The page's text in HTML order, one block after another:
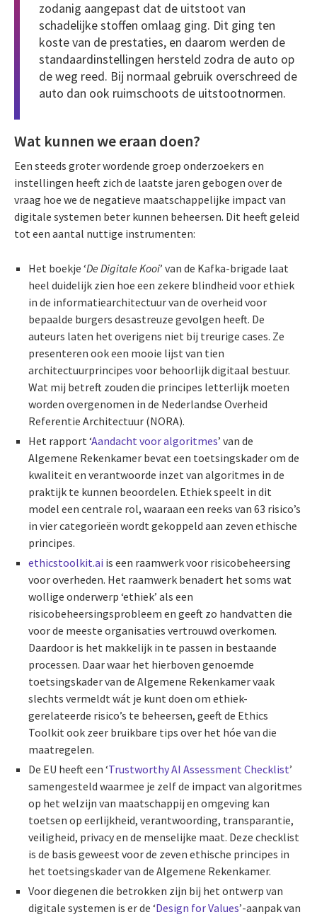
zodanig aangepast dat de uitstoot van
schadelijke stoffen omlaag ging. Dit ging ten
koste van de prestaties, en daarom werden de
standaardinstellingen hersteld zodra de auto op
de weg reed. Bij normaal gebruik overschreed de
auto dan ook ruimschoots de uitstootnormen.
Wat kunnen we eraan doen?
Een steeds groter wordende groep onderzoekers en
instellingen heeft zich de laatste jaren gebogen over de
vraag hoe we de negatieve maatschappelijke impact van
digitale systemen beter kunnen beheersen. Dit heeft geleid
tot een aantal nuttige instrumenten:
Het boekje ‘De Digitale Kooi’ van de Kafka-brigade laat
heel duidelijk zien hoe een zekere blindheid voor ethiek
in de informatiearchitectuur van de overheid voor
bepaalde burgers desastreuze gevolgen heeft. De
auteurs laten het overigens niet bij treurige cases. Ze
presenteren ook een mooie lijst van tien
architectuurprincipes voor behoorlijk digitaal bestuur.
Wat mij betreft zouden die principes letterlijk moeten
worden overgenomen in de Nederlandse Overheid
Referentie Architectuur (NORA).
Het rapport ‘Aandacht voor algoritmes’ van de
Algemene Rekenkamer bevat een toetsingskader om de
kwaliteit en verantwoorde inzet van algoritmes in de
praktijk te kunnen beoordelen. Ethiek speelt in dit
model een centrale rol, waaraan een reeks van 63 risico’s
in vier categorieën wordt gekoppeld aan zeven ethische
principes.
ethicstoolkit.ai is een raamwerk voor risicobeheersing
voor overheden. Het raamwerk benadert het soms wat
wollige onderwerp ‘ethiek’ als een
risicobeheersingsprobleem en geeft zo handvatten die
voor de meeste organisaties vertrouwd overkomen.
Daardoor is het makkelijk in te passen in bestaande
processen. Daar waar het hierboven genoemde
toetsingskader van de Algemene Rekenkamer vaak
slechts vermeldt wát je kunt doen om ethiek-
gerelateerde risico’s te beheersen, geeft de Ethics
Toolkit ook zeer bruikbare tips over het hóe van die
maatregelen.
De EU heeft een ‘Trustworthy AI Assessment Checklist’
samengesteld waarmee je zelf de impact van algoritmes
op het welzijn van maatschappij en omgeving kan
toetsen op eerlijkheid, verantwoording, transparantie,
veiligheid, privacy en de menselijke maat. Deze checklist
is de basis geweest voor de zeven ethische principes in
het toetsingskader van de Algemene Rekenkamer.
Voor diegenen die betrokken zijn bij het ontwerp van
digitale systemen is er de ‘Design for Values’-aanpak van